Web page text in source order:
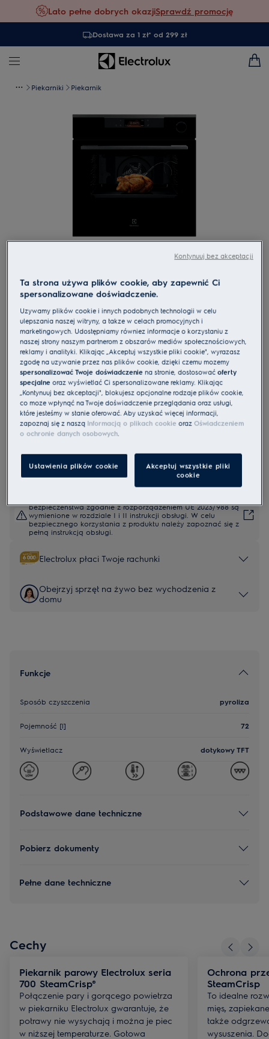
Lato pełne dobrych okazjiSprawdź promocję
Dostawa za 1 zł* od 299 zł
Piekarniki Piekarnik
Dotknij, aby powiększyć
Piekarnik parowy SteamCrisp 700
pyroliza
0 (0)
Karta informacyjna UE
Cechy
Piekarnik parowy seria 700 SteamCrisp® dzięki parze łączy
optymalną wilgotność potrawy z chrupką skórą.
SteamCrisp zapobiega wysychaniu potraw, dlatego świetnie
sprawdza się przy pieczeniu ciast i mięs.
Czyszczenie pyrolityczne gwarantuje, że tłuszcz i zanieczyszczenia
bezpieczeństwa zgodnie z rozporządzeniem UE 2023/988 są
wymienione w rozdziale I i II instrukcji obsługi. W celu
bezpiecznego korzystania z produktu należy zapoznać się z
pełną instrukcją obsługi.
Electrolux płaci Twoje rachunki
Obejrzyj sprzęt na żywo bez wychodzenia z
domu
Funkcje
Sposób czyszczenia pyroliza
Pojemność [l] 72
Wyświetlacz dotykowy TFT
Podstawowe dane techniczne
Pobierz dokumenty
Pełne dane techniczne
Cechy
Piekarnik parowy Electrolux seria
700 SteamCrisp®
Połączenie pary i gorącego powietrza
w piekarniku Electrolux gwarantuje, że
potrawy nie wysychają i można je piec
w niższej temperaturze. Gotowa
Ochrona
SteamCrisp
To idealne
mięs,
także
wysuszenia.
Ta strona używa plików cookie, aby zapewnić Ci
spersonalizowane doświadczenie.
Używamy plików cookie i innych podobnych technologii w celu
ulepszania naszej witryny, a także w celach promocyjnych i
marketingowych. Udostępniamy również informacje o korzystaniu z
naszej strony naszym partnerom z obszarów mediów społecznościowych,
reklamy i analityki. Klikając „Akceptuj wszystkie pliki cookie", wyrażasz
zgodę na używanie przez nas plików cookie, dzięki czemu możemy
spersonalizować Twoje doświadczenie na stronie, dostosowaćoferty
specjalne oraz wyświetlać Ci spersonalizowane reklamy. Klikając
„Kontynuuj bez akceptacji", blokujesz opcjonalne rodzaje plików cookie,
co może wpłynąć na Twoje doświadczenie przeglądania oraz usługi,
które jesteśmy w stanie oferować. Aby uzyskać więcej informacji,
zapoznaj się z naszą Informacją o plikach cookie orazOświadczeniem
o ochronie danych osobowych.
Ustawienia plików cookie
Akceptuj wszystkie pliki
cookie
Kontynuuj bez akceptacji